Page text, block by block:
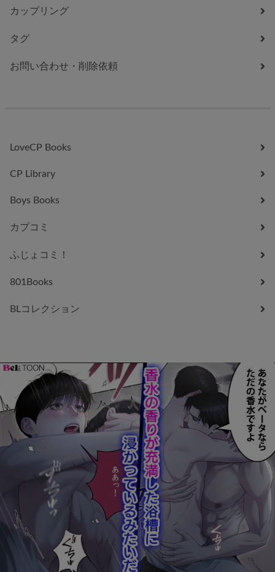
カップリング
タグ
お問い合わせ・削除依頼
LoveCP Books
CP Library
Boys Books
カプコミ
ふじょコミ！
801Books
BLコレクション